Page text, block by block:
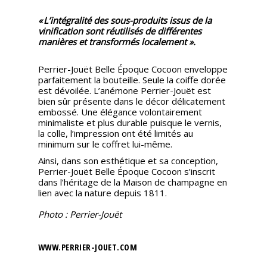
« L’intégralité des sous-produits issus de la
vinification sont réutilisés de différentes
manières et transformés localement ».
Perrier-Jouët Belle Époque Cocoon enveloppe
parfaitement la bouteille. Seule la coiffe dorée
est dévoilée. L’anémone Perrier-Jouët est
bien sûr présente dans le décor délicatement
embossé. Une élégance volontairement
minimaliste et plus durable puisque le vernis,
la colle, l’impression ont été limités au
minimum sur le coffret lui-même.
Ainsi, dans son esthétique et sa conception,
Perrier-Jouët Belle Époque Cocoon s’inscrit
dans l’héritage de la Maison de champagne en
lien avec la nature depuis 1811.
Photo : Perrier-Jouët
WWW.PERRIER-JOUET.COM